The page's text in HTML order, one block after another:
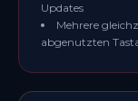
Updates
Mehrere
abgenutzten